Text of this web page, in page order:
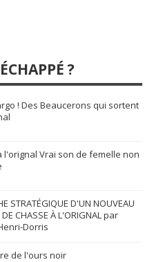
?
! Des Beaucerons qui sortent
l'orignal Vrai son de femelle non
STRATÉGIQUE D'UN NOUVEAU
DE CHASSE À L'ORIGNAL par
Dorris
de l'ours noir